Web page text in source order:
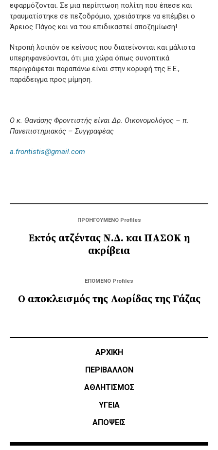
εφαρμόζονται. Σε μια περίπτωση πολίτη που έπεσε και
τραυματίστηκε σε πεζοδρόμιο, χρειάστηκε να επέμβει ο
Άρειος Πάγος και να του επιδικαστεί αποζημίωση!
Ντροπή λοιπόν σε κείνους που διατείνονται και μάλιστα
υπερηφανεύονται, ότι μια χώρα όπως συνοπτικά
περιγράφεται παραπάνω είναι στην κορυφή της Ε.Ε.,
παράδειγμα προς μίμηση.
Ο κ. Θανάσης Φροντιστής είναι Δρ. Οικονομολόγος – π.
Πανεπιστημιακός – Συγγραφέας
a.frontistis@gmail.com
ΠΡΟΗΓΟΥΜΕΝΟ Profiles
Εκτός ατζέντας Ν.Δ. και ΠΑΣΟΚ η
ακρίβεια
ΕΠΟΜΕΝΟ Profiles
Ο αποκλεισμός της Λωρίδας της Γάζας
ΑΡΧΙΚΗ
ΠΕΡΙΒΑΛΛΟΝ
ΑΘΛΗΤΙΣΜΌΣ
ΥΓΕΙΑ
ΑΠΟΨΕΙΣ